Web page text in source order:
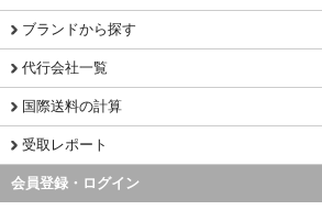
ブランドから探す
代行会社一覧
国際送料の計算
受取レポート
会員登録・ログイン